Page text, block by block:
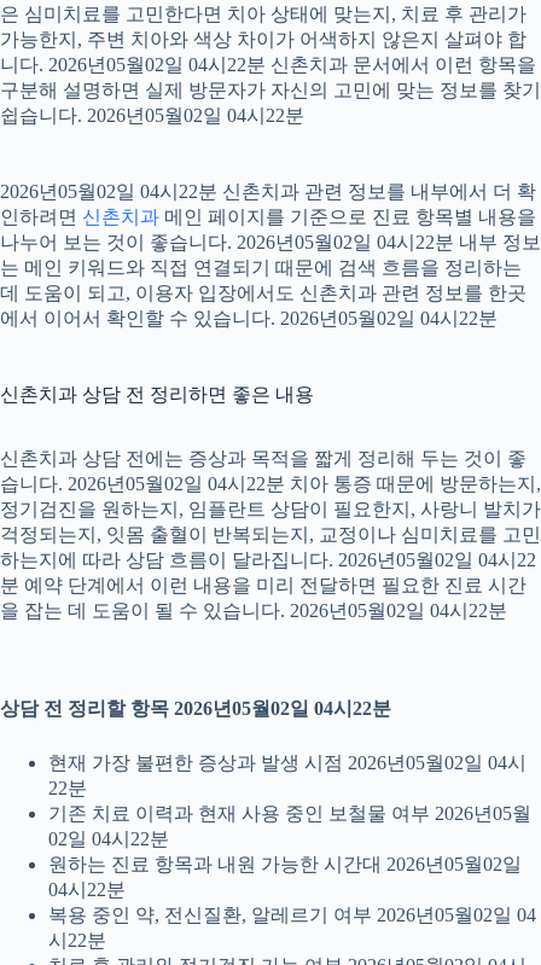
은 심미치료를 고민한다면 치아 상태에 맞는지, 치료 후 관리가
가능한지, 주변 치아와 색상 차이가 어색하지 않은지 살펴야 합
니다. 2026년05월02일 04시22분 신촌치과 문서에서 이런 항목을
구분해 설명하면 실제 방문자가 자신의 고민에 맞는 정보를 찾기
쉽습니다. 2026년05월02일 04시22분
2026년05월02일 04시22분 신촌치과 관련 정보를 내부에서 더 확
인하려면 신촌치과 메인 페이지를 기준으로 진료 항목별 내용을
나누어 보는 것이 좋습니다. 2026년05월02일 04시22분 내부 정보
는 메인 키워드와 직접 연결되기 때문에 검색 흐름을 정리하는
데 도움이 되고, 이용자 입장에서도 신촌치과 관련 정보를 한곳
에서 이어서 확인할 수 있습니다. 2026년05월02일 04시22분
신촌치과 상담 전 정리하면 좋은 내용
신촌치과 상담 전에는 증상과 목적을 짧게 정리해 두는 것이 좋
습니다. 2026년05월02일 04시22분 치아 통증 때문에 방문하는지,
정기검진을 원하는지, 임플란트 상담이 필요한지, 사랑니 발치가
걱정되는지, 잇몸 출혈이 반복되는지, 교정이나 심미치료를 고민
하는지에 따라 상담 흐름이 달라집니다. 2026년05월02일 04시22
분 예약 단계에서 이런 내용을 미리 전달하면 필요한 진료 시간
을 잡는 데 도움이 될 수 있습니다. 2026년05월02일 04시22분
상담 전 정리할 항목 2026년05월02일 04시22분
현재 가장 불편한 증상과 발생 시점 2026년05월02일 04시
22분
기존 치료 이력과 현재 사용 중인 보철물 여부 2026년05월
02일 04시22분
원하는 진료 항목과 내원 가능한 시간대 2026년05월02일
04시22분
복용 중인 약, 전신질환, 알레르기 여부 2026년05월02일 04
시22분